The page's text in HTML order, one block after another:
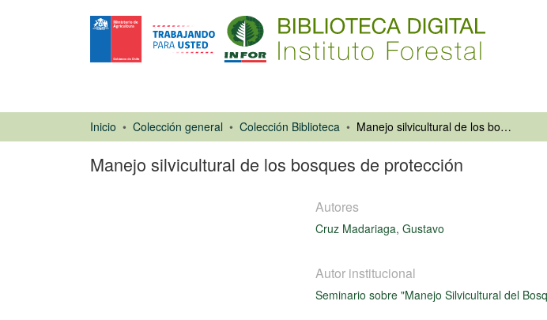
Inicio Colección general Colección Biblioteca Manejo silvicultural de los bosques de protección
Manejo silvicultural de los bosques de protección
Autores
Cruz Madariaga, Gustavo
Autor institucional
Seminario sobre "Manejo Silvicultural del